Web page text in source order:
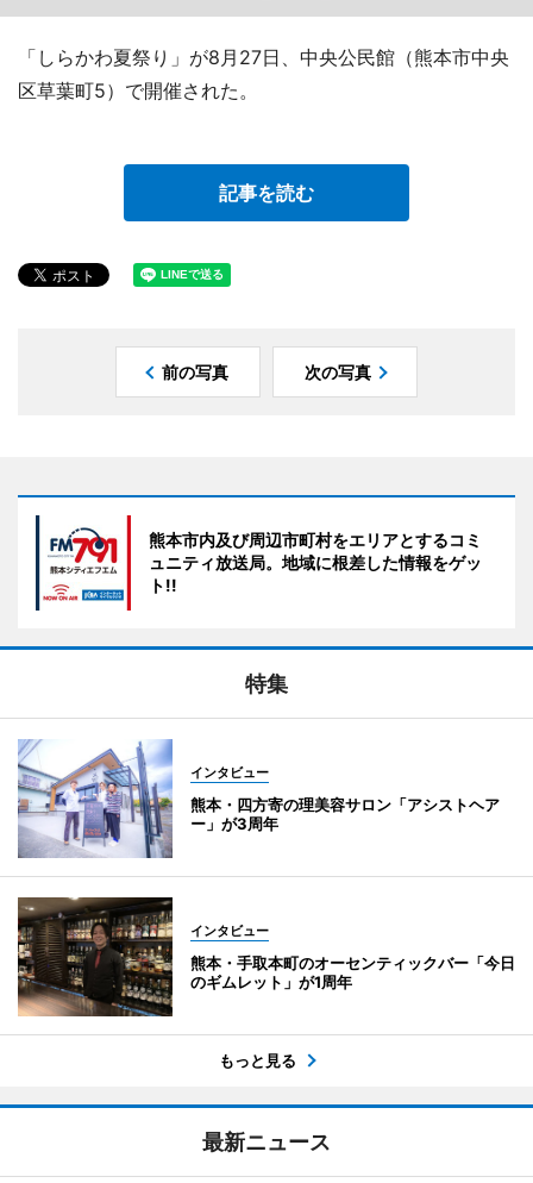
「しらかわ夏祭り」が8月27日、中央公民館（熊本市中央
区草葉町5）で開催された。
記事を読む
前の写真 次の写真
熊本市内及び周辺市町村をエリアとするコミ
ュニティ放送局。地域に根差した情報をゲッ
ト!!
特集
インタビュー
熊本・四方寄の理美容サロン「アシストヘア
ー」が3周年
インタビュー
熊本・手取本町のオーセンティックバー「今日
のギムレット」が1周年
もっと見る
最新ニュース